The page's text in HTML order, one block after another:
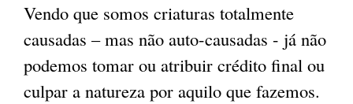
Vendo que somos criaturas totalmente
causadas – mas não auto-causadas - já não
podemos tomar ou atribuir crédito final ou
culpar a natureza por aquilo que fazemos.